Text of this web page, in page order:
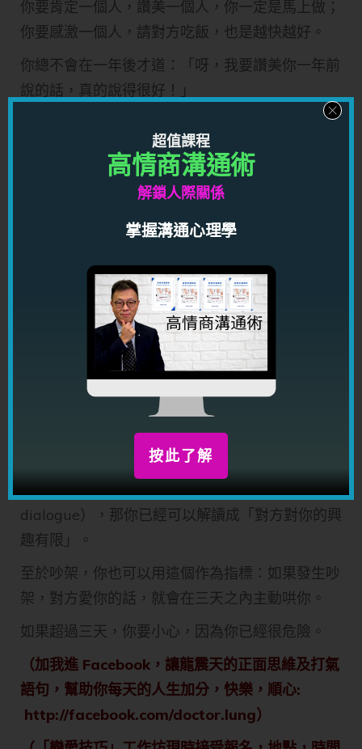
你要肯定一個人，讚美一個人，你一定是馬上做；
你要感激一個人，請對方吃飯，也是越快越好。
你總不會在一年後才道：「呀，我要讚美你一年前
說的話，真的說得很好！」
所以，男女感情也是一樣，如果對對方有好感，一
定要在三天之內有所行動；當然未必一定是要說
「我很愛你」這些字語，但你總可以在三天之內約
會對方，這是一個 gesture。
有些人，就是嘆慢板，在過了很久一段時間之後才
間發生了很多事，例如已經和另外一個人拍拖。
好了，那些「早知」又來了：「早知我早點表態就
「這個世上沒有早知，只有行動。」（龍震天）
好好記著這個「男女感情黃金七十二小時」，因為
除了是自己的行動之外，也可以為對方解碼。
例如初次約會，如果對方不在三天之內再約會你
（未必一定是出來，但起碼是 initiate 一個
dialogue），那你已經可以解讀成「對方對你的興
趣有限」。
至於吵架，你也可以用這個作為指標：如果發生吵
架，對方愛你的話，就會在三天之內主動哄你。
如果超過三天，你要小心，因為你已經很危險。
（加我進 Facebook，讓龍震天的正面思維及打氣
語句，幫助你每天的人生加分，快樂，順心:
http://facebook.com/doctor.lung）
超值課程
高情商溝通術
解鎖人際關係
掌握溝通心理學
按此了解